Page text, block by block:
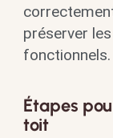
préserver
fonctionnels.
Étapes
toit